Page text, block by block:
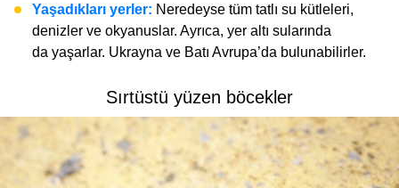
Yaşadıkları yerler: Neredeyse tüm tatlı su kütleleri,
denizler ve okyanuslar. Ayrıca, yer altı sularında
da yaşarlar. Ukrayna ve Batı Avrupa’da bulunabilirler.
Sırtüstü yüzen böcekler